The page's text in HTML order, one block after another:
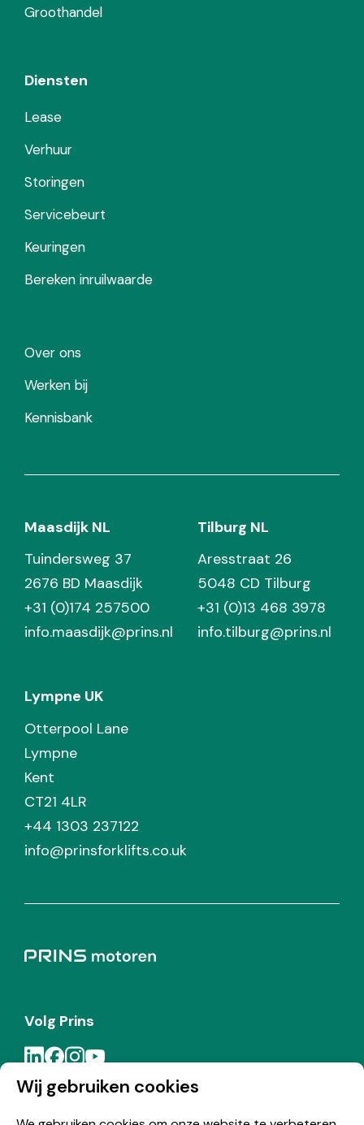
Wij gebruiken cookies
Groothandel
Diensten
Lease
Verhuur
Storingen
Servicebeurt
Keuringen
Bereken inruilwaarde
Over ons
Werken bij
Kennisbank
Maasdijk NL
Tuindersweg 37
2676 BD Maasdijk
+31 (0)174 257500
info.maasdijk@prins.nl
Tilburg NL
Aresstraat 26
5048 CD Tilburg
+31 (0)13 468 3978
info.tilburg@prins.nl
Lympne UK
Otterpool Lane
Lympne
Kent
CT21 4LR
+44 1303 237122
info@prinsforklifts.co.uk
Volg Prins
Meld je aan voor de Prins nieuwsbrief